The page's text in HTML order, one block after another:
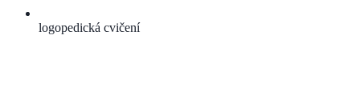
logopedická cvičení